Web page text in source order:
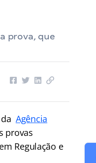
prova, que
Agência
provas
Regulação e